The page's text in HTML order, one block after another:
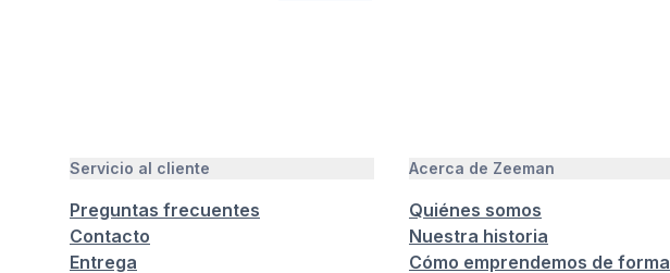
Servicio al cliente
Preguntas frecuentes
Contacto
Entrega
Acerca de Zeeman
Quiénes somos
Nuestra historia
Cómo emprendemos de forma